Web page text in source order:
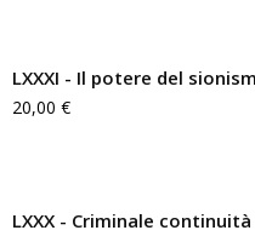
LXXXI - Il potere del
20,00 €
LXXX - Criminale